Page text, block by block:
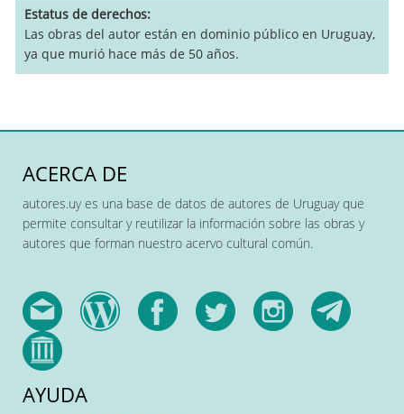
Estatus de derechos
Las obras del autor están en dominio público en Uruguay,
ya que murió hace más de 50 años.
ACERCA DE
autores.uy es una base de datos de autores de Uruguay que
permite consultar y reutilizar la información sobre las obras y
autores que forman nuestro acervo cultural común.
AYUDA